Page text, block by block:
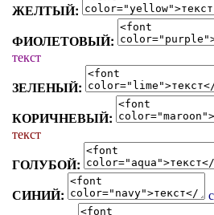
ЖЕЛТЫЙ:
ФИОЛЕТОВЫЙ:
текст
ЗЕЛЕНЫЙ:
КОРИЧНЕВЫЙ:
текст
ГОЛУБОЙ:
СИНИЙ: